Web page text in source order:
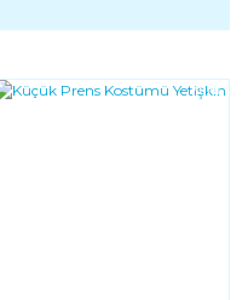
YENI